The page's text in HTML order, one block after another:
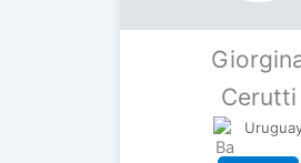
Cerutti